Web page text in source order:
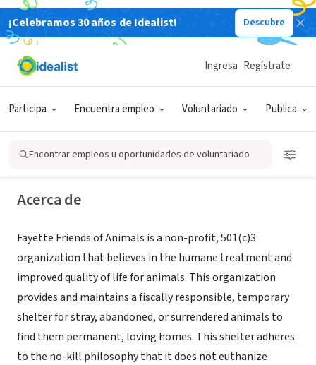
¡Celebramos 30 años de Idealist! Descubre
Participa Encuentra empleo Voluntariado Publica
Ingresa Regístrate
Encontrar empleos u oportunidades de voluntariado
Fayette Friends of Animals
Uniontown, PA www.fayettefriendsofanimals.net/
Acerca de
Fayette Friends of Animals is a non-profit, 501(c)3
organization that believes in the humane treatment and
improved quality of life for animals. This organization
provides and maintains a fiscally responsible, temporary
shelter for stray, abandoned, or surrendered animals to
find them permanent, loving homes. This shelter adheres
to the no-kill philosophy that it does not euthanize